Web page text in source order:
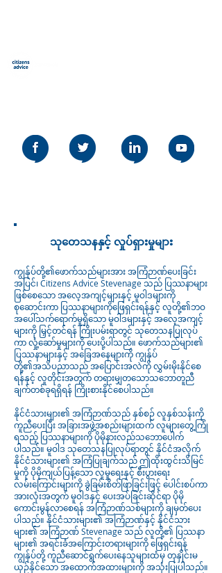
သုတေသနနှင့် လှုပ်ရှားမှုများ
ကျွန်ုပ်တို့၏ဖောက်သည်များအား အကြံဉာဏ်ပေးခြင်း
အပြင်၊ Citizens Advice Stevenage သည် ပြဿနာများ
ဖြစ်စေသော အလေ့အကျင့်များနှင့် မူဝါဒများကို
စုဆောင်းကာ ပြဿနာများကိုဖြေရှင်းရန်နှင့် လူတို့၏ဘဝ
အပေါ်သက်ရောက်မှုရှိသော မူဝါဒများနှင့် အလေ့အကျင့်
များကို မြှင့်တင်ရန် ကြိုးပမ်းရာတွင် သုတေသနပြုလုပ်
ကာ လှုံ့ဆော်မှုများကို ပေးပို့ပါသည်။ ဖောက်သည်များ၏
ပြဿနာများနှင့် အခြေအနေများကို ကျွန်ုပ်
တို့၏အသိပညာသည် အပြောင်းအလဲကို လွှမ်းမိုးနိုင်စေ
ရန်နှင့် လူတိုင်းအတွက် တရားမျှတသောသဘောတူညီ
ချက်တစ်ခုရရှိရန် ကြိုးစားနိုင်စေပါသည်။
နိုင်ငံသားများ၏ အကြံဉာဏ်သည် နှစ်စဉ် လူနှစ်သန်းကို
ကူညီပေးပြီး အခြားအဖွဲ့အစည်းများထက် လူများတွေ့ကြုံ
ရသည့် ပြဿနာများကို ပိုမိုနားလည်သဘောပေါက်
ပါသည်။ မူဝါဒ သုတေသနပြုလုပ်ရာတွင် နိုင်ငံအလိုက်
နိုင်ငံသားများ၏ အကြံပြုချက်သည် ဤထိုးထွင်းသိမြင်
မှုကို ပိုမိုကျယ်ပြန့်သော လူမှုရေးနှင့် စီးပွားရေး
လမ်းကြောင်းများကို ခွဲခြမ်းစိတ်ဖြာခြင်းဖြင့် ပေါင်းစပ်ကာ
အားလုံးအတွက် မူဝါဒနှင့် ပေးအပ်ခြင်းဆိုင်ရာ ပိုမို
ကောင်းမွန်လာစေရန် အကြံဉာဏ်သစ်များကို ချမှတ်ပေး
ပါသည်။ နိုင်ငံသားများ၏ အကြံဉာဏ်နှင့် နိုင်ငံသား
များ၏ အကြံဉာဏ် Stevenage သည် လူတို့၏ ပြဿနာ
များ၏ အရင်းခံအကြောင်းတရားများကို ဖြေရှင်းရန်
ကျွန်ုပ်တို့ ကူညီဆောင်ရွက်ပေးနေသူများထံမှ တုနှိုင်းမ
ယှဉ်နိုင်သော အထောက်အထားများကို အသုံးပြုပါသည်။